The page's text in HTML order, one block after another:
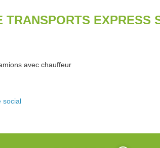
TRANSPORTS EXPRESS
avec chauffeur
social